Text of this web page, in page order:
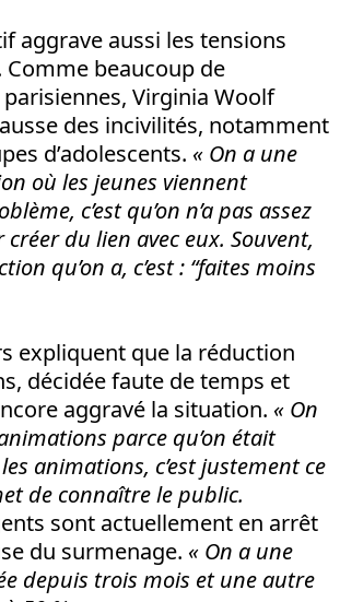
aggrave aussi les tensions
Comme beaucoup de
Virginia Woolf
des incivilités, notamment
d’adolescents. « On a une
où les jeunes viennent
c’est qu’on n’a pas assez
du lien avec eux. Souvent,
qu’on a, c’est : “faites moins
expliquent que la réduction
décidée faute de temps et
aggravé la situation. « On
parce qu’on était
animations, c’est justement ce
de connaître le public.
sont actuellement en arrêt
du surmenage. « On a une
depuis trois mois et une autre